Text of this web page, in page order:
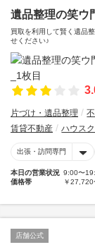
遺品整理の笑ウ
買取を利用して賢く遺品
せください♪
片づけ・遺品整理
賃貸不動産
ハウス
出張・訪問専門
本日の営業状況 9:00〜
価格帯
￥
店舗公式